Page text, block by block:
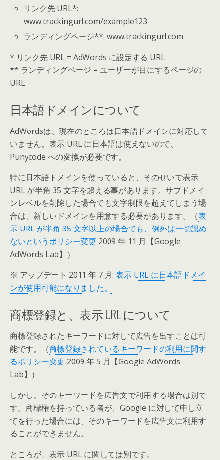
リンク先 URL*:
www.trackingurl.com/example123
ランディングページ**: www.trackingurl.com
* リンク先 URL = AdWords に設定する URL
** ランディングページ = ユーザーが目にするページの
URL
日本語ドメインについて
AdWordsは、現在のところは日本語ドメインに対応して
いません。表示 URL に日本語は使えないので、
Punycode への変換が必要です。
特に日本語ドメインを使っていると、そのせいで表示
URL が半角 35 文字を超える事があります。サブドメイ
ンレベルを削除した場合でも文字制限を超えてしまう場
合は、新しいドメインを用意する必要があります。（表
示 URL が半角 35 文字以上の場合でも、例外は一切認め
ないというポリシー変更 2009 年 11 月【Google
AdWords Lab】）
※ アップデート 2011 年 7 月: 表示 URL に日本語ドメイ
ンが使用可能になりました。
商標登録と、表示 URL について
商標登録されたキーワードに対して広告を出すことは可
能です。（商標登録されているキーワードの利用に関す
るポリシー変更 2009 年 5 月【Google AdWords
Lab】）
しかし、そのキーワードを広告文で利用する場合は別で
す。商標権を持っている者が、Google に対して申し立
てを行った場合には、そのキーワードを広告文に利用す
ることができません。
ところが、表示 URL に関しては別です。